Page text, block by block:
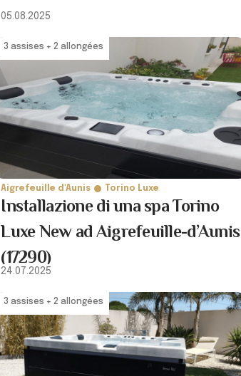
05.08.2025
3 assises + 2 allongées
Aigrefeuille d'Aunis Torino Luxe
Installazione di una spa Torino
Luxe New ad Aigrefeuille-d’Aunis
(17290)
24.07.2025
3 assises + 2 allongées